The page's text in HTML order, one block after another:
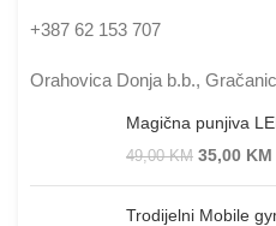
+387 62 153 707
Orahovica Donja b.b.,
Magična punjiva
49,00KM 35,00 KM
Trodijelni Mobile